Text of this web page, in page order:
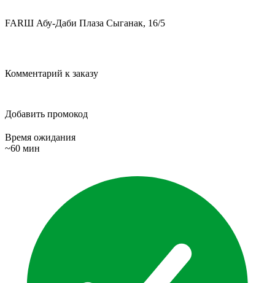
FARШ Абу-Даби Плаза Сыганак, 16/5
Комментарий к заказу
Добавить промокод
Время ожидания
~60 мин